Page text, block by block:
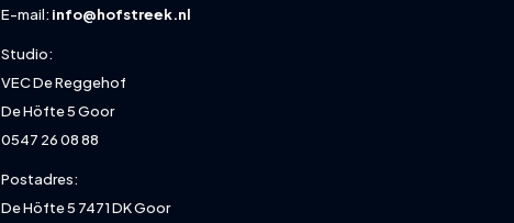
E-mail: info@hofstreek.nl
Studio:
VEC De Reggehof
De Höfte 5 Goor
0547 26 08 88
Postadres:
De Höfte 5 7471 DK Goor